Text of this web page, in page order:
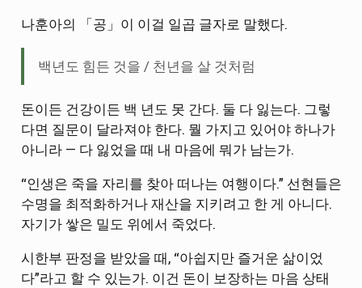
나훈아의 「공」이 이걸 일곱 글자로 말했다.
백년도 힘든 것을 / 천년을 살 것처럼
돈이든 건강이든 백 년도 못 간다. 둘 다 잃는다. 그렇
다면 질문이 달라져야 한다. 뭘 가지고 있어야 하나가
아니라 — 다 잃었을 때 내 마음에 뭐가 남는가.
“인생은 죽을 자리를 찾아 떠나는 여행이다.” 선현들은
수명을 최적화하거나 재산을 지키려고 한 게 아니다.
자기가 쌓은 밀도 위에서 죽었다.
시한부 판정을 받았을 때, “아쉽지만 즐거운 삶이었
다”라고 할 수 있는가. 이건 돈이 보장하는 마음 상태